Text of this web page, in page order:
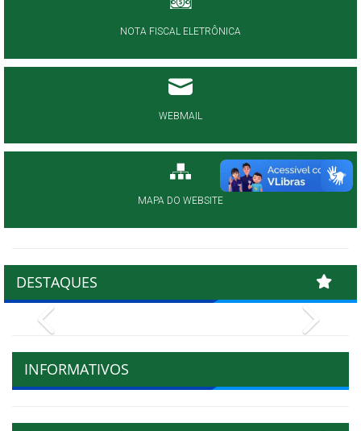
NOTA FISCAL ELETRÔNICA
WEBMAIL
MAPA DO WEBSITE
DESTAQUES
INFORMATIVOS